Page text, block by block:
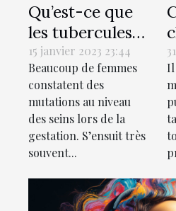
Qu’est-ce que
les tubercules
ou les glandes
de
Montgomery ?
15 janvier 2023 23:44
Beaucoup de femmes
constatent des
mutations au niveau
des seins lors de la
gestation. S’ensuit très
souvent...
Il